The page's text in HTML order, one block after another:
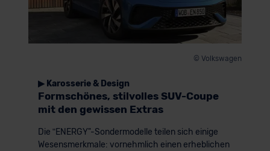
© Volkswagen
▶ Karosserie & Design
Formschönes, stilvolles SUV-Coupe
mit den gewissen Extras
Die ʺENERGY"-Sondermodelle teilen sich einige
Wesensmerkmale: vornehmlich einen erheblichen